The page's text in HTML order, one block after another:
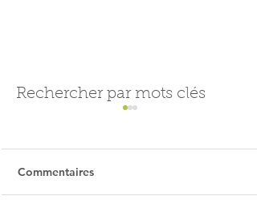
Commentaires
Rechercher par mots clés